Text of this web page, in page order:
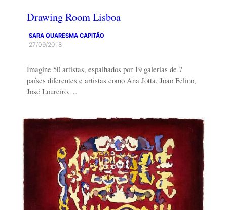
Drawing Room Lisboa
SARA QUARESMA CAPITÃO
27/09/2018
Imagine 50 artistas, espalhados por 19 galerias de 7
países diferentes e artistas como Ana Jotta, Joao Felino,
José Loureiro,…